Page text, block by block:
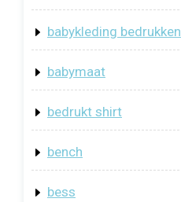
babykleding bedrukken
babymaat
bedrukt shirt
bench
bess